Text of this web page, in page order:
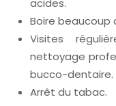
acides.
Boire beaucoup
Visites
nettoyage
bucco-dentaire.
Arrêt du tabac.